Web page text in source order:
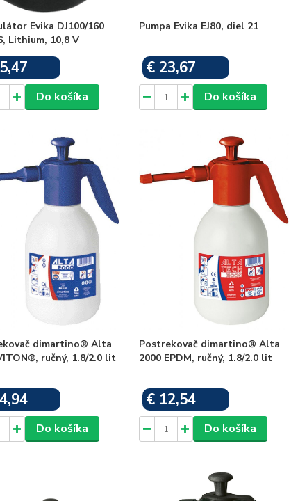
Evika DJ100/160
Lithium, 10,8 V
Do košíka
Pumpa Evika EJ80, diel 21
€ 23,67
Do košíka
dimartino® Alta
ručný, 1.8/2.0 lit
Do košíka
Postrekovač dimartino® Alta
2000 EPDM, ručný, 1.8/2.0 lit
€ 12,54
Do košíka